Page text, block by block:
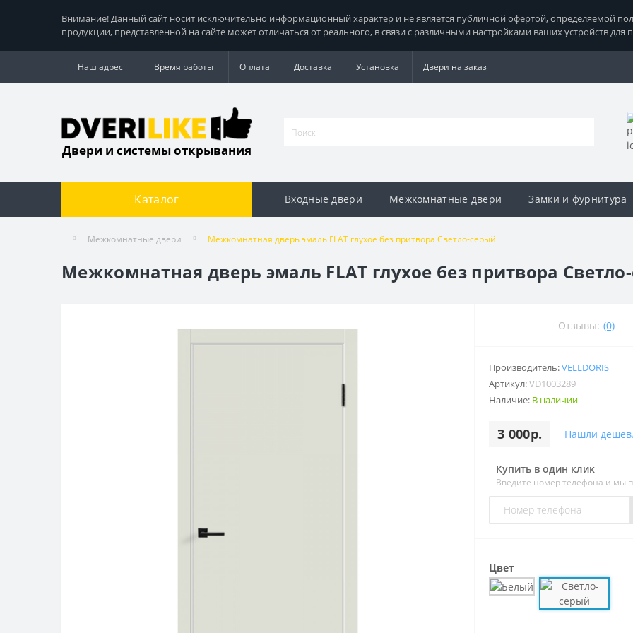
Внимание! Данный сайт носит исключительно информационный характер и не является публичной офертой, определяемой
продукции, представленной на сайте может отличаться от реального, в связи с различными настройками ваших устройств для
Наш адрес Время работы Оплата Доставка Установка Двери на заказ
Двери и системы открывания
Каталог Входные двери Межкомнатные двери Замки и фурнитура
Межкомнатные двери Межкомнатная дверь эмаль FLAT глухое без притвора Светло-серый
Межкомнатная дверь эмаль FLAT глухое без притвора
Отзывы: (0)
Производитель:VELLDORIS
Артикул:VD1003289
Наличие: В наличии
3 000р. Нашли
Купить в один клик
Введите номер телефона и мы
Цвет